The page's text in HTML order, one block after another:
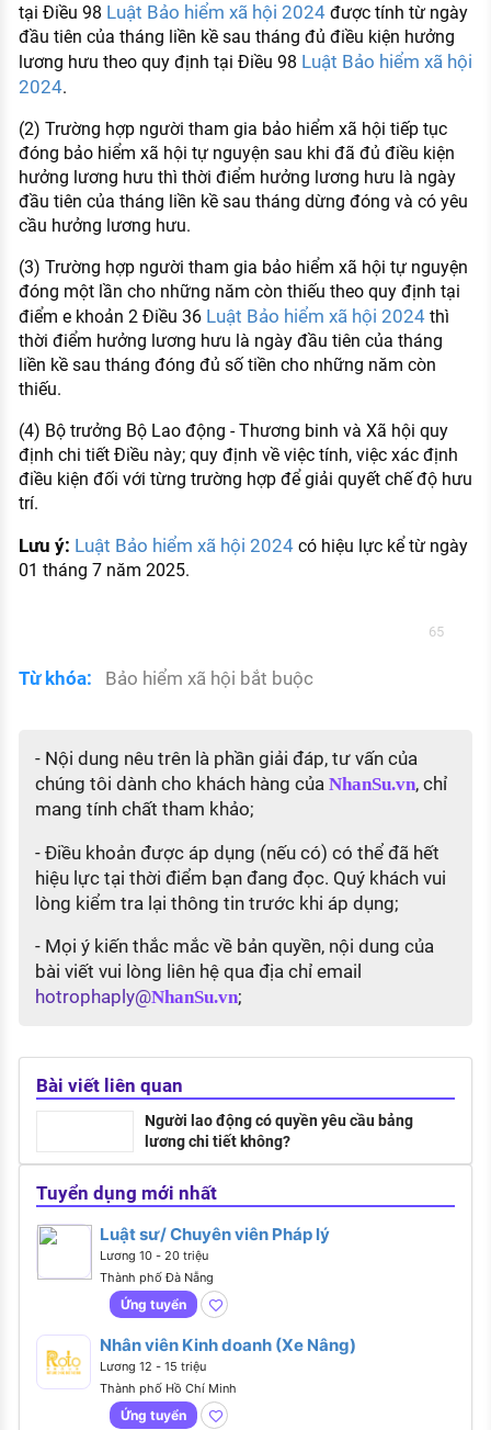
tại Điều 98 Luật Bảo hiểm xã hội 2024 được tính từ ngày
đầu tiên của tháng liền kề sau tháng đủ điều kiện hưởng
lương hưu theo quy định tại Điều 98 Luật Bảo hiểm xã hội
2024.
(2) Trường hợp người tham gia bảo hiểm xã hội tiếp tục
đóng bảo hiểm xã hội tự nguyện sau khi đã đủ điều kiện
hưởng lương hưu thì thời điểm hưởng lương hưu là ngày
đầu tiên của tháng liền kề sau tháng dừng đóng và có yêu
cầu hưởng lương hưu.
(3) Trường hợp người tham gia bảo hiểm xã hội tự nguyện
đóng một lần cho những năm còn thiếu theo quy định tại
điểm e khoản 2 Điều 36Luật Bảo hiểm xã hội 2024thì
thời điểm hưởng lương hưu là ngày đầu tiên của tháng
liền kề sau tháng đóng đủ số tiền cho những năm còn
thiếu.
(4) Bộ trưởng Bộ Lao động - Thương binh và Xã hội quy
định chi tiết Điều này; quy định về việc tính, việc xác định
điều kiện đối với từng trường hợp để giải quyết chế độ hưu
trí.
Lưu ý: Luật Bảo hiểm xã hội 2024có hiệu lực kể từ ngày
01 tháng 7 năm 2025.
65
Từ khóa: Bảo hiểm xã hội bắt buộc
- Nội dung nêu trên là phần giải đáp, tư vấn của
chúng tôi dành cho khách hàng của NhanSu.vn, chỉ
mang tính chất tham khảo;
- Điều khoản được áp dụng (nếu có) có thể đã hết
hiệu lực tại thời điểm bạn đang đọc. Quý khách vui
lòng kiểm tra lại thông tin trước khi áp dụng;
- Mọi ý kiến thắc mắc về bản quyền, nội dung của
bài viết vui lòng liên hệ qua địa chỉ email
hotrophaply@NhanSu.vn;
Bài viết liên quan
Người lao động có quyền yêu cầu bảng
lương chi tiết không?
Tuyển dụng mới nhất
Luật sư/ Chuyên viên Pháp lý
Lương 10 - 20 triệu
Thành phố Đà Nẵng
Ứng tuyển
Nhân viên Kinh doanh (Xe Nâng)
Lương 12 - 15 triệu
Thành phố Hồ Chí Minh
Ứng tuyển